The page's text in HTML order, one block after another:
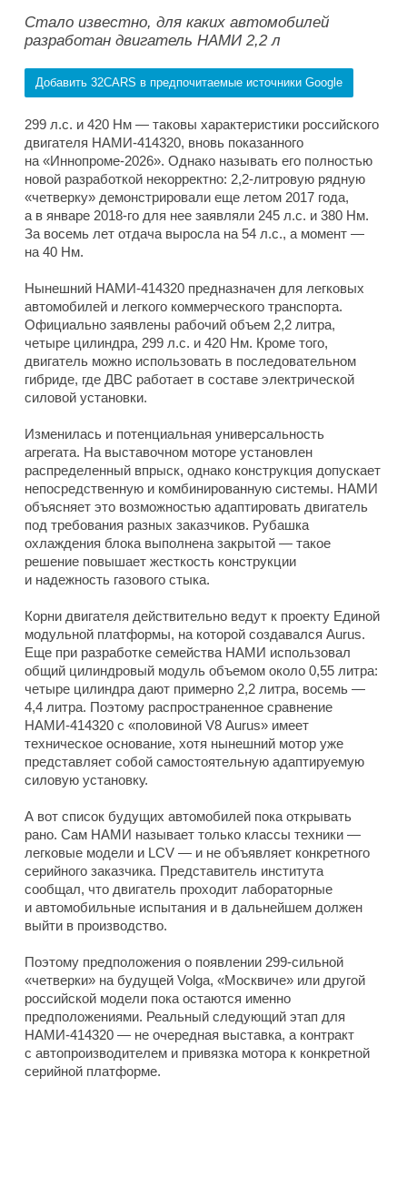
Стало известно, для каких автомобилей
разработан двигатель НАМИ 2,2 л
Добавить 32CARS в предпочитаемые источники Google
299 л.с. и 420 Нм — таковы характеристики российского
двигателя НАМИ-414320, вновь показанного
на «Иннопроме-2026». Однако называть его полностью
новой разработкой некорректно: 2,2-литровую рядную
«четверку» демонстрировали еще летом 2017 года,
а в январе 2018-го для нее заявляли 245 л.с. и 380 Нм.
За восемь лет отдача выросла на 54 л.с., а момент —
на 40 Нм.
Нынешний НАМИ-414320 предназначен для легковых
автомобилей и легкого коммерческого транспорта.
Официально заявлены рабочий объем 2,2 литра,
четыре цилиндра, 299 л.с. и 420 Нм. Кроме того,
двигатель можно использовать в последовательном
гибриде, где ДВС работает в составе электрической
силовой установки.
Изменилась и потенциальная универсальность
агрегата. На выставочном моторе установлен
распределенный впрыск, однако конструкция допускает
непосредственную и комбинированную системы. НАМИ
объясняет это возможностью адаптировать двигатель
под требования разных заказчиков. Рубашка
охлаждения блока выполнена закрытой — такое
решение повышает жесткость конструкции
и надежность газового стыка.
Корни двигателя действительно ведут к проекту Единой
модульной платформы, на которой создавался Aurus.
Еще при разработке семейства НАМИ использовал
общий цилиндровый модуль объемом около 0,55 литра:
четыре цилиндра дают примерно 2,2 литра, восемь —
4,4 литра. Поэтому распространенное сравнение
НАМИ-414320 с «половиной V8 Aurus» имеет
техническое основание, хотя нынешний мотор уже
представляет собой самостоятельную адаптируемую
силовую установку.
А вот список будущих автомобилей пока открывать
рано. Сам НАМИ называет только классы техники —
легковые модели и LCV — и не объявляет конкретного
серийного заказчика. Представитель института
сообщал, что двигатель проходит лабораторные
и автомобильные испытания и в дальнейшем должен
выйти в производство.
Поэтому предположения о появлении 299-сильной
«четверки» на будущей Volga, «Москвиче» или другой
российской модели пока остаются именно
предположениями. Реальный следующий этап для
НАМИ-414320 — не очередная выставка, а контракт
с автопроизводителем и привязка мотора к конкретной
серийной платформе.